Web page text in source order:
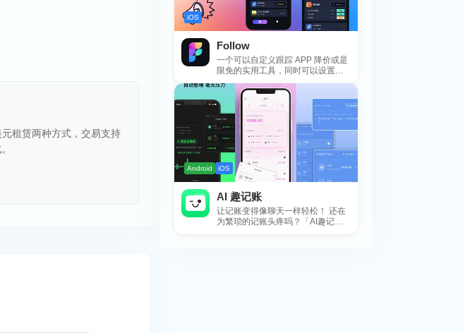
租赁两种方式，交易支持
iOS
Follow
一个可以自定义跟踪 APP 降价或是
限免的实用工具，同时可以设置包
括 APP，游戏，热门类和精选类
Android iOS
AI 趣记账
让记账变得像聊天一样轻松！ 还在
为繁琐的记账头疼吗？「AI趣记